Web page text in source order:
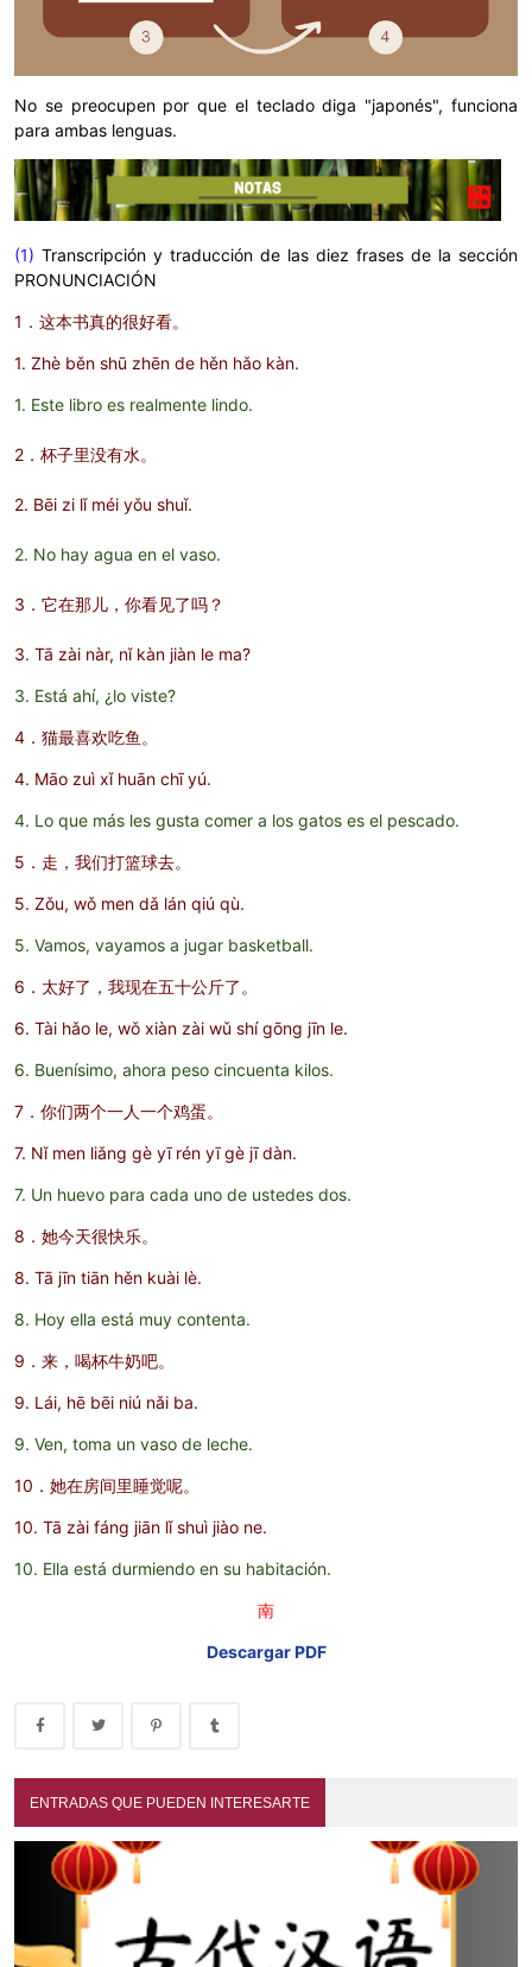
No se preocupen por que el teclado diga "japonés", funciona
para ambas lenguas.
(1) Transcripción y traducción de las diez frases de la sección
PRONUNCIACIÓN
1．这本书真的很好看。
1. Zhè běn shū zhēn de hěn hǎo kàn.
1. Este libro es realmente lindo.
2．杯子里没有水。
2. Bēi zi lǐ méi yǒu shuǐ.
2. No hay agua en el vaso.
3．它在那儿，你看见了吗？
3. Tā zài nàr, nǐ kàn jiàn le ma?
3. Está ahí, ¿lo viste?
4．猫最喜欢吃鱼。
4. Māo zuì xǐ huān chī yú.
4. Lo que más les gusta comer a los gatos es el pescado.
5．走，我们打篮球去。
5. Zǒu, wǒ men dǎ lán qiú qù.
5. Vamos, vayamos a jugar basketball.
6．太好了，我现在五十公斤了。
6. Tài hǎo le, wǒ xiàn zài wǔ shí gōng jīn le.
6. Buenísimo, ahora peso cincuenta kilos.
7．你们两个一人一个鸡蛋。
7. Nǐ men liǎng gè yī rén yī gè jī dàn.
7. Un huevo para cada uno de ustedes dos.
8．她今天很快乐。
8. Tā jīn tiān hěn kuài lè.
8. Hoy ella está muy contenta.
9．来，喝杯牛奶吧。
9. Lái, hē bēi niú nǎi ba.
9. Ven, toma un vaso de leche.
10．她在房间里睡觉呢。
10. Tā zài fáng jiān lǐ shuì jiào ne.
10. Ella está durmiendo en su habitación.
南
Descargar PDF
ENTRADAS QUE PUEDEN INTERESARTE